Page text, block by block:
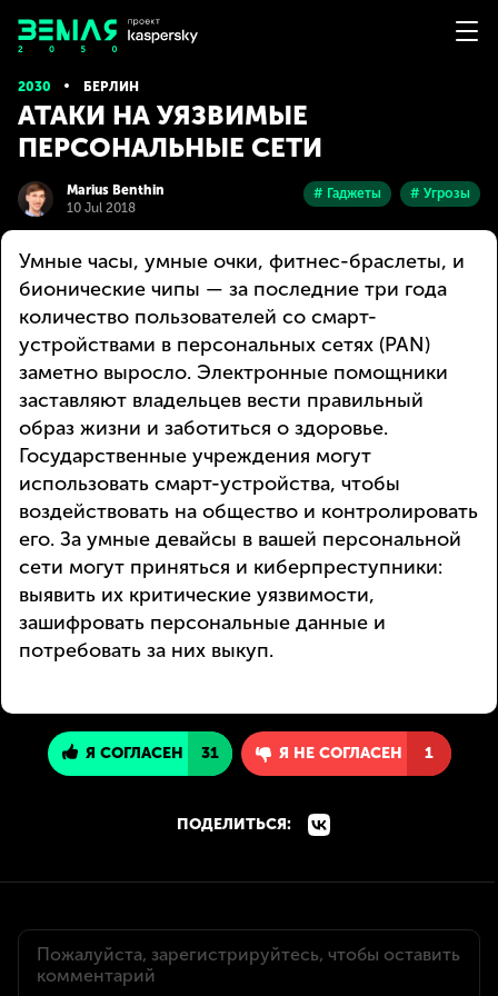
2030 БЕРЛИН
АТАКИ НА УЯЗВИМЫЕ
ПЕРСОНАЛЬНЫЕ СЕТИ
Marius Benthin
10 Jul 2018
# Гаджеты # Угрозы
Умные часы, умные очки, фитнес-браслеты, и
бионические чипы — за последние три года
количество пользователей со смарт-
устройствами в персональных сетях (PAN)
заметно выросло. Электронные помощники
заставляют владельцев вести правильный
образ жизни и заботиться о здоровье.
Государственные учреждения могут
использовать смарт-устройства, чтобы
воздействовать на общество и контролировать
его. За умные девайсы в вашей персональной
сети могут приняться и киберпреступники:
выявить их критические уязвимости,
зашифровать персональные данные и
потребовать за них выкуп.
Я СОГЛАСЕН 31 Я НЕ СОГЛАСЕН 1
ПОДЕЛИТЬСЯ: